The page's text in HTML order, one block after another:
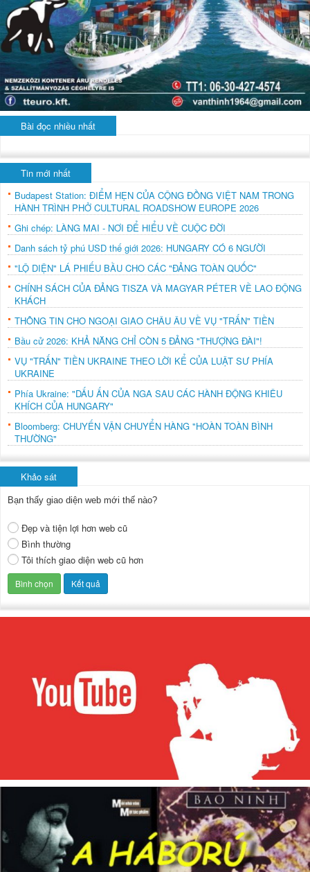
Bài đọc nhiều nhất
Tin mới nhất
Budapest Station: ĐIỂM HẸN CỦA CỘNG ĐỒNG VIỆT NAM TRONG
HÀNH TRÌNH PHỞ CULTURAL ROADSHOW EUROPE 2026
Ghi chép: LÀNG MAI - NƠI ĐỂ HIỂU VỀ CUỘC ĐỜI
Danh sách tỷ phú USD thế giới 2026: HUNGARY CÓ 6 NGƯỜI
"LỘ DIỆN" LÁ PHIẾU BẦU CHO CÁC "ĐẢNG TOÀN QUỐC"
CHÍNH SÁCH CỦA ĐẢNG TISZA VÀ MAGYAR PÉTER VỀ LAO ĐỘNG
KHÁCH
THÔNG TIN CHO NGOẠI GIAO CHÂU ÂU VỀ VỤ "TRẤN" TIỀN
Bầu cử 2026: KHẢ NĂNG CHỈ CÒN 5 ĐẢNG "THƯỢNG ĐÀI"!
VỤ "TRẤN" TIỀN UKRAINE THEO LỜI KỂ CỦA LUẬT SƯ PHÍA
UKRAINE
Phía Ukraine: "DẤU ẤN CỦA NGA SAU CÁC HÀNH ĐỘNG KHIÊU
KHÍCH CỦA HUNGARY"
Bloomberg: CHUYẾN VẬN CHUYỂN HÀNG "HOÀN TOÀN BÌNH
THƯỜNG"
Khảo sát
Bạn thấy giao diện web mới thế nào?
Đẹp và tiện lợi hơn web cũ
Bình thường
Tôi thích giao diện web cũ hơn